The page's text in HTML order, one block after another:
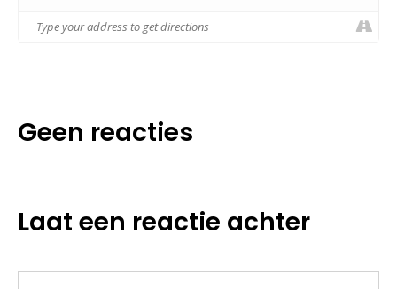
Geen reacties
Laat een reactie achter